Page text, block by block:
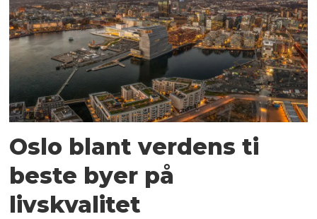
Oslo blant verdens ti
beste byer på
livskvalitet